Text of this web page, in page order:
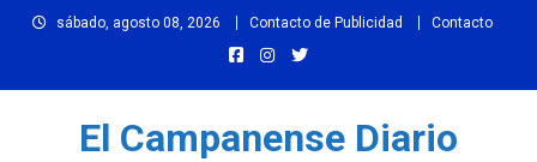
sábado, agosto 08, 2026 Contacto de Publicidad Contacto
El Campanense Diario